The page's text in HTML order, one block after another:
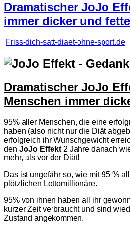
Dramatischer JoJo
immer dicker und
Friss-dich-satt-diaet-ohne-sport.de
Dramatischer JoJo
Menschen immer
95% aller Menschen, die eine
haben (also nicht nur die Diät
erfolgreich ihr Wunschgewicht
den JoJo Effekt 2 Jahre danach
mehr, als vor der Diät!
Das ist ungefähr so, wie mit 95 %
plötzlichen Lottomillionäre.
95% von ihnen haben all ihr
kurzer Zeit verbraucht und sind
Zustand angekommen.